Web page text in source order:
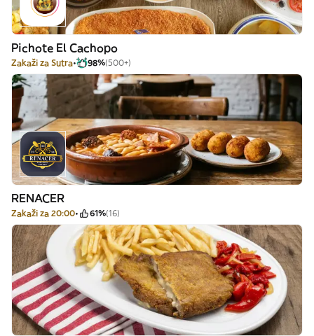
Pichote El Cachopo
Zakaži za Sutra 98%(500+)
RENACER
Zakaži za 20:00 61%(16)